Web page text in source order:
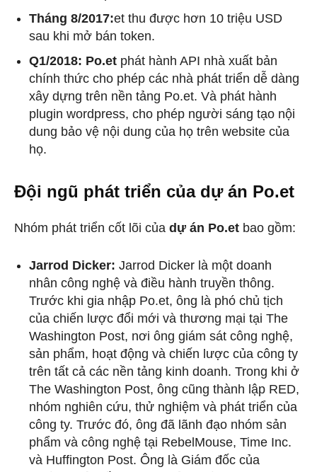
Tháng 8/2017:et thu được hơn 10 triệu USD
sau khi mở bán token.
Q1/2018: Po.et phát hành API nhà xuất bản
chính thức cho phép các nhà phát triển dễ dàng
xây dựng trên nền tảng Po.et. Và phát hành
plugin wordpress, cho phép người sáng tạo nội
dung bảo vệ nội dung của họ trên website của
họ.
Đội ngũ phát triển của dự án Po.et
Nhóm phát triển cốt lõi của dự án Po.et bao gồm:
Jarrod Dicker: Jarrod Dicker là một doanh
nhân công nghệ và điều hành truyền thông.
Trước khi gia nhập Po.et, ông là phó chủ tịch
của chiến lược đổi mới và thương mại tại The
Washington Post, nơi ông giám sát công nghệ,
sản phẩm, hoạt động và chiến lược của công ty
trên tất cả các nền tảng kinh doanh. Trong khi ở
The Washington Post, ông cũng thành lập RED,
nhóm nghiên cứu, thử nghiệm và phát triển của
công ty. Trước đó, ông đã lãnh đạo nhóm sản
phẩm và công nghệ tại RebelMouse, Time Inc.
và Huffington Post. Ông là Giám đốc của